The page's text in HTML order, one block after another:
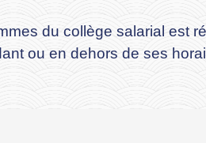
du collège salarial est
ou en dehors de ses